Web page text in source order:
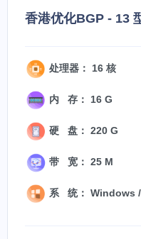
香港优化BGP - 13
处理器： 16 核
内 存： 16 G
硬 盘： 220 G
带 宽： 25 M
系 统： Windows